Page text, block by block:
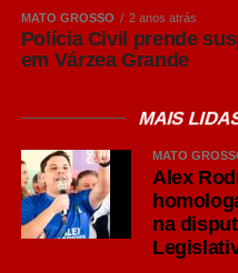
apresentar maior
equilibrado e aromas mais
consumo e costumam
IPA: personalidade
Um dos estilos que mais
últimos anos é a India Pale
MATO GROSSO 2 anos atrás
Polícia Civil prende
em Várzea Grande
MAIS
MATO
Alex
na